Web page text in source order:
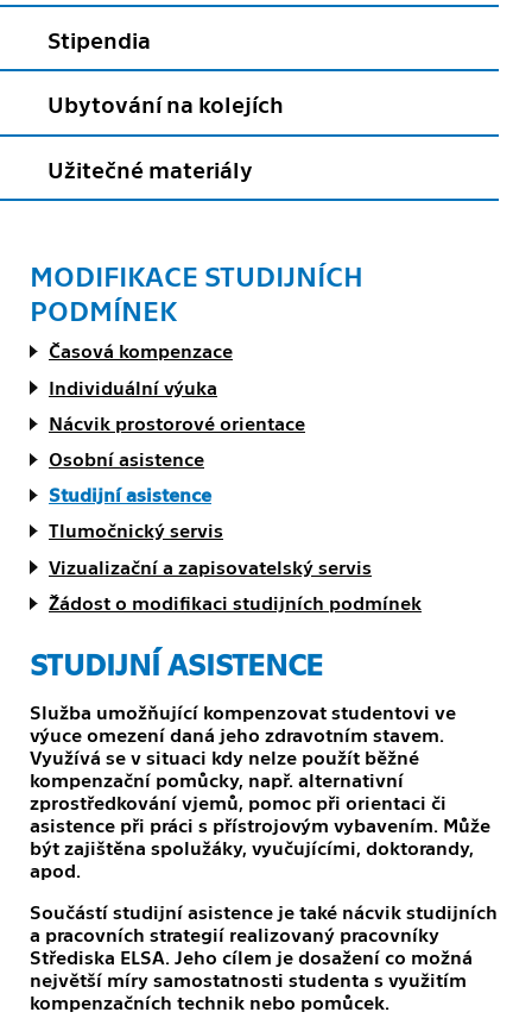
Stipendia
Ubytování na kolejích
Užitečné materiály
MODIFIKACE STUDIJNÍCH
PODMÍNEK
Časová kompenzace
Individuální výuka
Nácvik prostorové orientace
Osobní asistence
Studijní asistence
Tlumočnický servis
Vizualizační a zapisovatelský servis
Žádost o modifikaci studijních podmínek
STUDIJNÍ ASISTENCE
Služba umožňující kompenzovat studentovi ve
výuce omezení daná jeho zdravotním stavem.
Využívá se v situaci kdy nelze použít běžné
kompenzační pomůcky, např. alternativní
zprostředkování vjemů, pomoc při orientaci či
asistence při práci s přístrojovým vybavením. Může
být zajištěna spolužáky, vyučujícími, doktorandy,
apod.
Součástí studijní asistence je také nácvik studijních
a pracovních strategií realizovaný pracovníky
Střediska ELSA. Jeho cílem je dosažení co možná
největší míry samostatnosti studenta s využitím
kompenzačních technik nebo pomůcek.